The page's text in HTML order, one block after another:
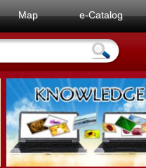
Map e-Catalog